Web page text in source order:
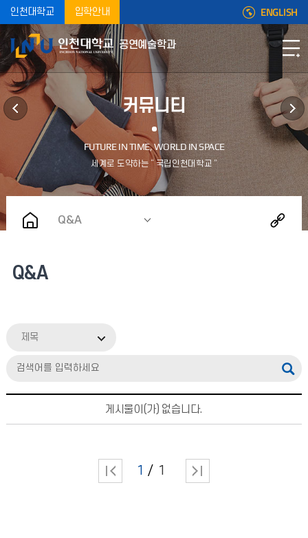
인천대학교 입학안내 ENGLISH
공연예술학과
커뮤니티
Q&A
Q&A
제목
게시물이(가) 없습니다.
1 1